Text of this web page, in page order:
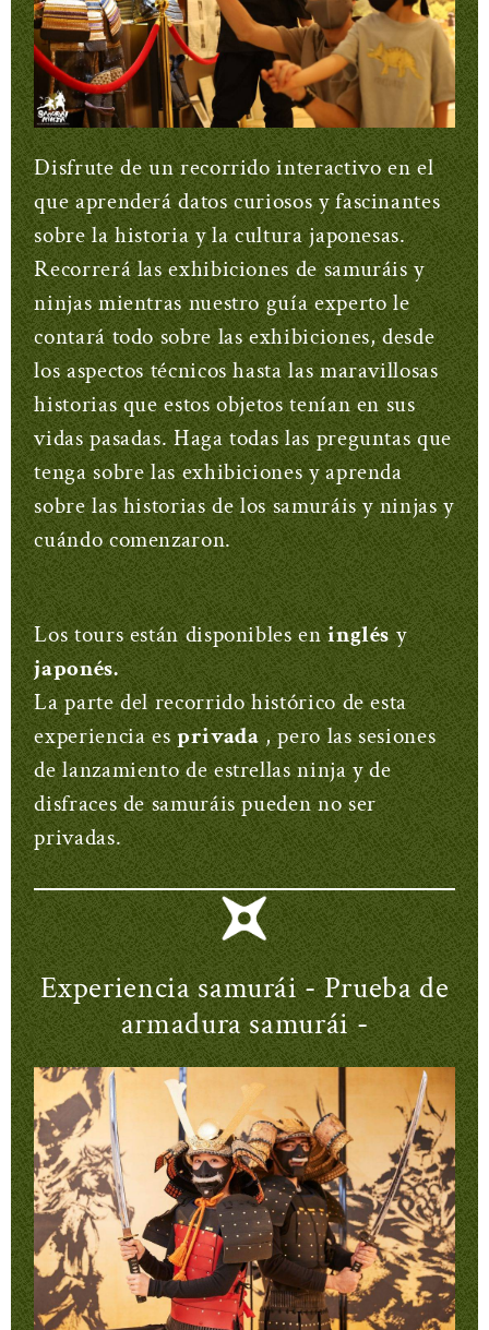
Disfrute de un recorrido interactivo en el
que aprenderá datos curiosos y fascinantes
sobre la historia y la cultura japonesas.
Recorrerá las exhibiciones de samuráis y
ninjas mientras nuestro guía experto le
contará todo sobre las exhibiciones, desde
los aspectos técnicos hasta las maravillosas
historias que estos objetos tenían en sus
vidas pasadas. Haga todas las preguntas que
tenga sobre las exhibiciones y aprenda
sobre las historias de los samuráis y ninjas y
cuándo comenzaron.
Los tours están disponibles eninglés y
japonés.
La parte del recorrido histórico de esta
experiencia es privada , pero las sesiones
de lanzamiento de estrellas ninja y de
disfraces de samuráis pueden no ser
privadas.
Experiencia samurái - Prueba de
armadura samurái -